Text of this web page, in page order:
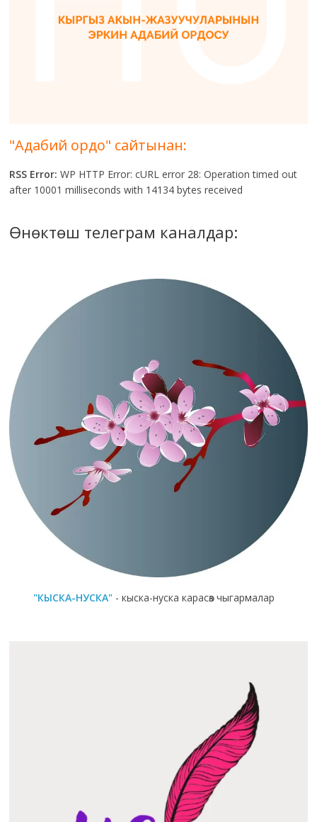
"Адабий ордо" сайтынан:
RSS Error: WP HTTP Error: cURL error 28: Operation timed out
after 10001 milliseconds with 14134 bytes received
Өнөктөш телеграм каналдар:
"КЫСКА-НУСКА" - кыска-нуска карасөз чыгармалар